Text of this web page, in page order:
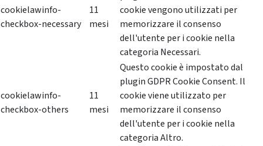
cookielawinfo-
checkbox-necessary
11
mesi
cookie vengono utilizzati per
memorizzare il consenso
dell'utente per i cookie nella
categoria Necessari.
cookielawinfo-
checkbox-others
11
mesi
Questo cookie è impostato dal
plugin GDPR Cookie Consent. Il
cookie viene utilizzato per
memorizzare il consenso
dell'utente per i cookie nella
categoria Altro.